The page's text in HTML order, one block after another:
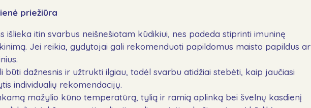
priežiūra
išlieka itin svarbus neišnešiotam kūdikiui, nes padeda stiprinti imuninę
Jei reikia, gydytojai gali rekomenduoti papildomus maisto papildus ar
būti dažnesnis ir užtrukti ilgiau, todėl svarbu atidžiai stebėti, kaip jaučiasi
individualių rekomendacijų.
mažylio kūno temperatūrą, tylią ir ramią aplinką bei švelnų kasdienį